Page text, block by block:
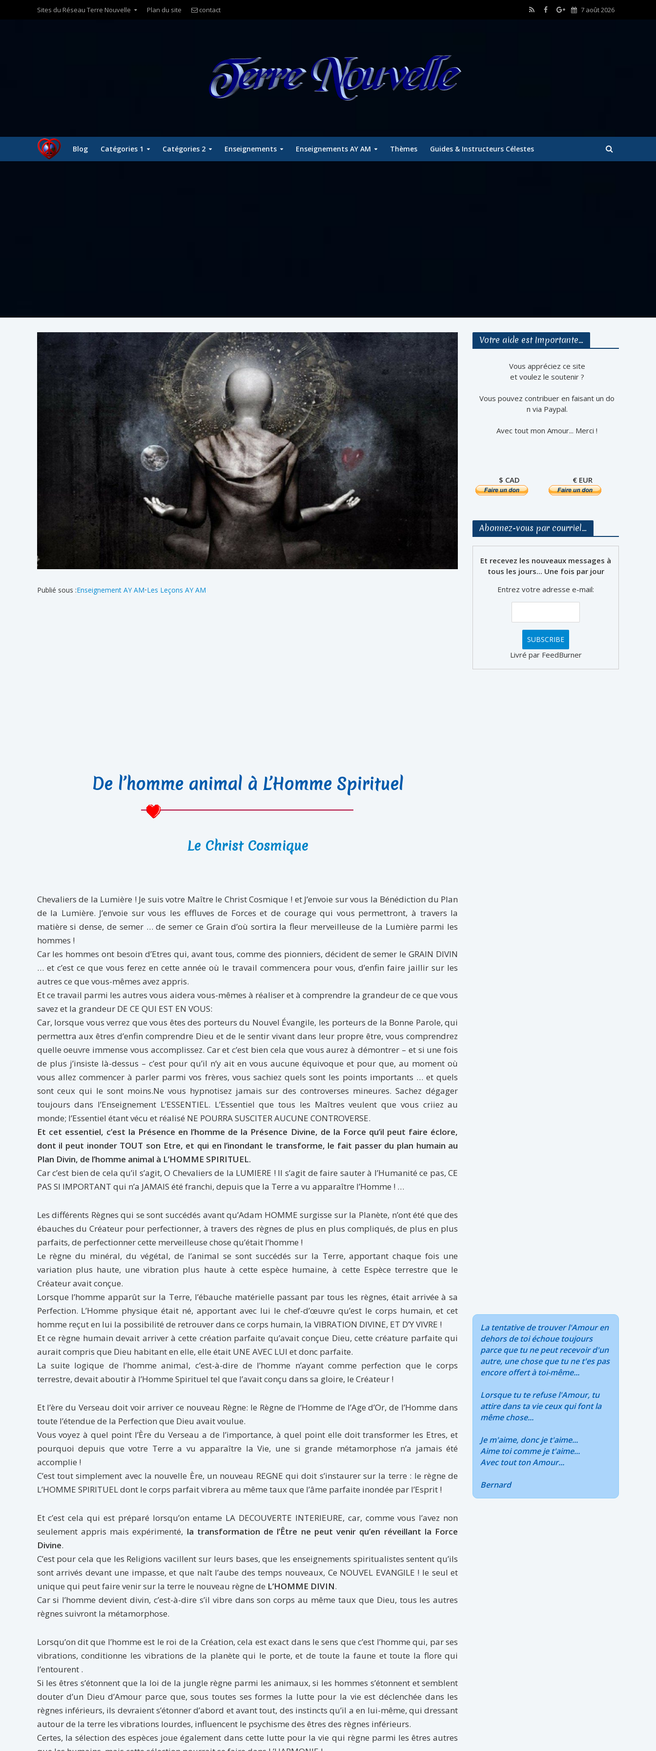
Sites du Réseau Terre Nouvelle Plan du site contact 7 août 2026
Blog Catégories 1 Catégories 2 Enseignements Enseignements AY AM Thèmes Guides & Instructeurs Célestes
Publié sous :Enseignement AY AM•Les Leçons AY AM
De l’homme animal à L’Homme Spirituel
Le Christ Cosmique
Chevaliers de la Lumière ! Je suis votre Maître le Christ Cosmique ! et J’envoie sur vous la Bénédiction du Plan
de la Lumière. J’envoie sur vous les effluves de Forces et de courage qui vous permettront, à travers la
matière si dense, de semer … de semer ce Grain d’où sortira la fleur merveilleuse de la Lumière parmi les
hommes !
Car les hommes ont besoin d’Etres qui, avant tous, comme des pionniers, décident de semer le GRAIN DIVIN
… et c’est ce que vous ferez en cette année où le travail commencera pour vous, d’enfin faire jaillir sur les
autres ce que vous-mêmes avez appris.
Et ce travail parmi les autres vous aidera vous-mêmes à réaliser et à comprendre la grandeur de ce que vous
savez et la grandeur DE CE QUI EST EN VOUS:
Car, lorsque vous verrez que vous êtes des porteurs du Nouvel Évangile, les porteurs de la Bonne Parole, qui
permettra aux êtres d’enfin comprendre Dieu et de le sentir vivant dans leur propre être, vous comprendrez
quelle oeuvre immense vous accomplissez. Car et c’est bien cela que vous aurez à démontrer – et si une fois
de plus j’insiste là-dessus – c’est pour qu’il n’y ait en vous aucune équivoque et pour que, au moment où
vous allez commencer à parler parmi vos frères, vous sachiez quels sont les points importants … et quels
sont ceux qui le sont moins.Ne vous hypnotisez jamais sur des controverses mineures. Sachez dégager
toujours dans l’Enseignement L’ESSENTIEL. L’Essentiel que tous les Maîtres veulent que vous criiez au
monde; l’Essentiel étant vécu et réalisé NE POURRA SUSCITER AUCUNE CONTROVERSE.
Et cet essentiel, c’est la Présence en l’homme de la Présence Divine, de la Force qu’il peut faire éclore,
dont il peut inonder TOUT son Etre, et qui en l’inondant le transforme, le fait passer du plan humain au
Plan Divin, de l’homme animal à L’HOMME SPIRITUEL.
Car c’est bien de cela qu’il s’agit, O Chevaliers de la LUMIERE ! Il s’agit de faire sauter à l’Humanité ce pas, CE
PAS SI IMPORTANT qui n’a JAMAIS été franchi, depuis que la Terre a vu apparaître l’Homme ! …
Les différents Règnes qui se sont succédés avant qu’Adam HOMME surgisse sur la Planète, n’ont été que des
ébauches du Créateur pour perfectionner, à travers des règnes de plus en plus compliqués, de plus en plus
parfaits, de perfectionner cette merveilleuse chose qu’était l’homme !
Le règne du minéral, du végétal, de l’animal se sont succédés sur la Terre, apportant chaque fois une
variation plus haute, une vibration plus haute à cette espèce humaine, à cette Espèce terrestre que le
Créateur avait conçue.
Lorsque l’homme apparût sur la Terre, l’ébauche matérielle passant par tous les règnes, était arrivée à sa
Perfection. L’Homme physique était né, apportant avec lui le chef-d’œuvre qu’est le corps humain, et cet
homme reçut en lui la possibilité de retrouver dans ce corps humain, la VIBRATION DIVINE, ET D’Y VIVRE !
Et ce règne humain devait arriver à cette création parfaite qu’avait conçue Dieu, cette créature parfaite qui
aurait compris que Dieu habitant en elle, elle était UNE AVEC LUI et donc parfaite.
La suite logique de l’homme animal, c’est-à-dire de l’homme n’ayant comme perfection que le corps
terrestre, devait aboutir à l’Homme Spirituel tel que l’avait conçu dans sa gloire, le Créateur !
Et l’ère du Verseau doit voir arriver ce nouveau Règne: le Règne de l’Homme de l’Age d’Or, de l’Homme dans
toute l’étendue de la Perfection que Dieu avait voulue.
Vous voyez à quel point l’Ère du Verseau a de l’importance, à quel point elle doit transformer les Etres, et
pourquoi depuis que votre Terre a vu apparaître la Vie, une si grande métamorphose n’a jamais été
accomplie !
C’est tout simplement avec la nouvelle Ère, un nouveau REGNE qui doit s’instaurer sur la terre : le règne de
L’HOMME SPIRITUEL dont le corps parfait vibrera au même taux que l’âme parfaite inondée par l’Esprit !
Et c’est cela qui est préparé lorsqu’on entame LA DECOUVERTE INTERIEURE, car, comme vous l’avez non
seulement appris mais expérimenté, la transformation de l’Être ne peut venir qu’en réveillant la Force
Divine.
C’est pour cela que les Religions vacillent sur leurs bases, que les enseignements spiritualistes sentent qu’ils
sont arrivés devant une impasse, et que naît l’aube des temps nouveaux, Ce NOUVEL EVANGILE ! le seul et
unique qui peut faire venir sur la terre le nouveau règne de L’HOMME DIVIN.
Car si l’homme devient divin, c’est-à-dire s’il vibre dans son corps au même taux que Dieu, tous les autres
règnes suivront la métamorphose.
Lorsqu’on dit que l’homme est le roi de la Création, cela est exact dans le sens que c’est l’homme qui, par ses
vibrations, conditionne les vibrations de la planète qui le porte, et de toute la faune et toute la flore qui
l’entourent .
Si les êtres s’étonnent que la loi de la jungle règne parmi les animaux, si les hommes s’étonnent et semblent
douter d’un Dieu d’Amour parce que, sous toutes ses formes la lutte pour la vie est déclenchée dans les
règnes inférieurs, ils devraient s’étonner d’abord et avant tout, des instincts qu’il a en lui-même, qui dressant
autour de la terre les vibrations lourdes, influencent le psychisme des êtres des règnes inférieurs.
Certes, la sélection des espèces joue également dans cette lutte pour la vie qui règne parmi les êtres autres
Votre aide est Importante…
Vous appréciez ce site
et voulez le soutenir ?
Vous pouvez contribuer en faisant un do
n via Paypal.
Avec tout mon Amour... Merci !
$ CAD € EUR
Abonnez-vous par courriel…
Et recevez les nouveaux messages à
tous les jours... Une fois par jour
Entrez votre adresse e-mail:
Livré par FeedBurner
La tentative de trouver l'Amour en
dehors de toi échoue toujours
parce que tu ne peut recevoir d'un
autre, une chose que tu ne t'es pas
encore offert à toi-même...
Lorsque tu te refuse l'Amour, tu
attire dans ta vie ceux qui font la
même chose...
Je m'aime, donc je t'aime...
Aime toi comme je t'aime...
Avec tout ton Amour...
Bernard